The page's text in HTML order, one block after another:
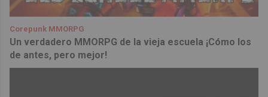
Corepunk MMORPG
Un verdadero MMORPG de la vieja escuela ¡Cómo los
de antes, pero mejor!